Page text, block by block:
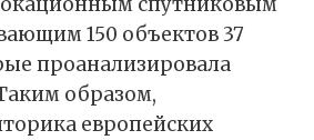
150 объектов 37
проанализировала
образом,
европейских